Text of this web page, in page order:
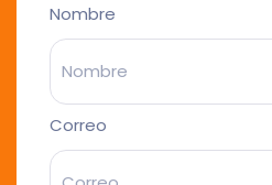
Nombre
Correo